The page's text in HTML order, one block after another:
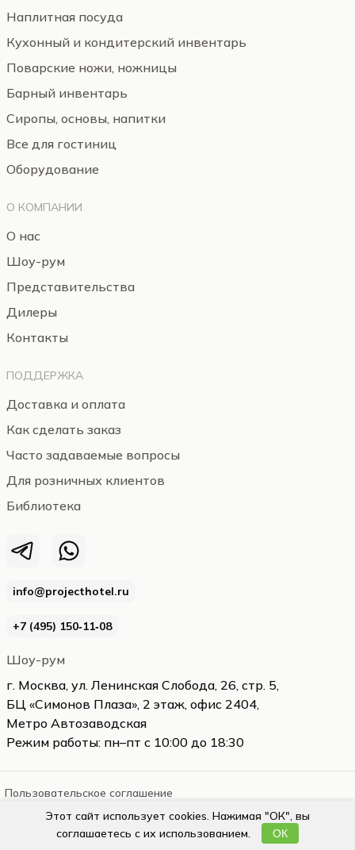
info@projecthotel.ru
+7 (495) 150‑11‑08
Шоу-рум
г. Москва, ул. Ленинская Слобода, 26, стр. 5,
БЦ «Симонов Плаза», 2 этаж, офис 2404,
Метро Автозаводская
Режим работы: пн–пт с 10:00 до 18:30
Наплитная посуда
Кухонный и кондитерский инвентарь
Поварские ножи, ножницы
Барный инвентарь
Сиропы, основы, напитки
Все для гостиниц
Оборудование
О КОМПАНИИ
О нас
Шоу-рум
Представительства
Дилеры
Контакты
ПОДДЕРЖКА
Доставка и оплата
Как сделать заказ
Часто задаваемые вопросы
Для розничных клиентов
Библиотека
Пользовательское соглашение
projecthotel.ru
Этот сайт использует cookies. Нажимая "ОК", вы
соглашаетесь с их использованием.
ОК